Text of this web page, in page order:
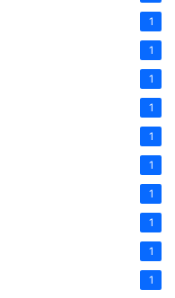
1
1
1
1
1
1
1
1
1
1